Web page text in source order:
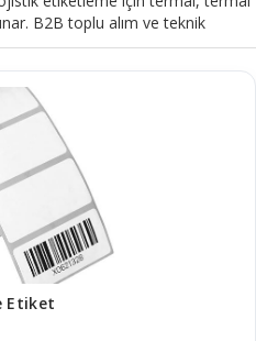
B2B toplu alım ve teknik
Etiket